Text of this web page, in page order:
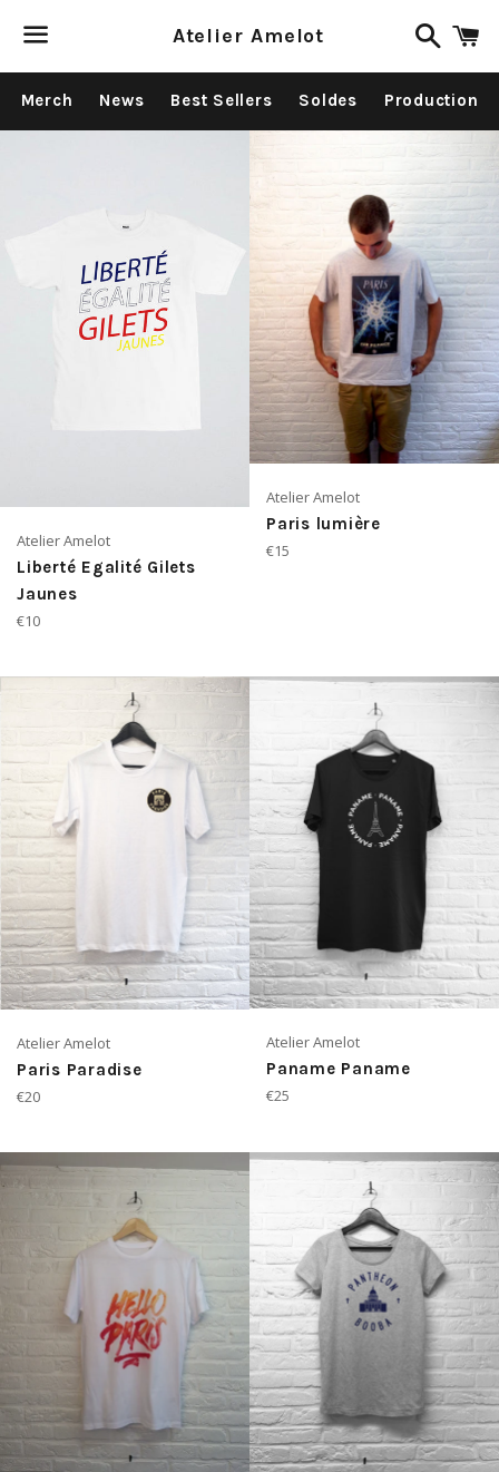
Atelier Amelot
Merch News Best Sellers Soldes Production
Atelier Amelot
Liberté Egalité Gilets
Jaunes
Prix
€10
Atelier Amelot
Paris lumière
Prix
€15
Atelier Amelot
Paris Paradise
Prix
€20
Atelier Amelot
Paname Paname
Prix
€25